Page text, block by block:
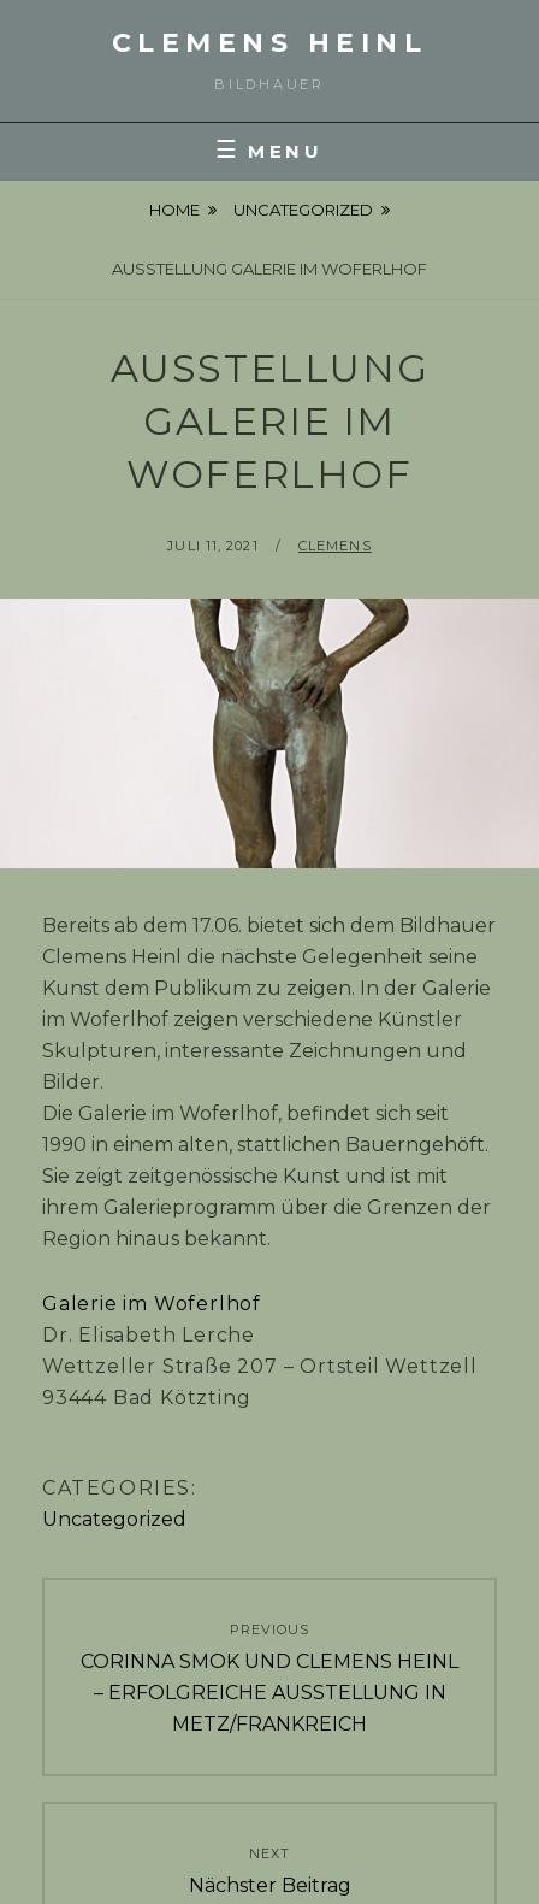
CLEMENS HEINL
BILDHAUER
MENU
HOME UNCATEGORIZED
AUSSTELLUNG GALERIE IM WOFERLHOF
AUSSTELLUNG
GALERIE IM
WOFERLHOF
POSTED
JULI 11, 2021 BY
CLEMENS
Bereits ab dem 17.06. bietet sich dem Bildhauer
Clemens Heinl die nächste Gelegenheit seine
Kunst dem Publikum zu zeigen. In der Galerie
im Woferlhof zeigen verschiedene Künstler
Skulpturen, interessante Zeichnungen und
Bilder.
Die Galerie im Woferlhof, befindet sich seit
1990 in einem alten, stattlichen Bauerngehöft.
Sie zeigt zeitgenössische Kunst und ist mit
ihrem Galerieprogramm über die Grenzen der
Region hinaus bekannt.
Galerie im Woferlhof
Dr. Elisabeth Lerche
Wettzeller Straße 207 – Ortsteil Wettzell
93444 Bad Kötzting
CATEGORIES:
Uncategorized
PREVIOUS
Previous
post:
CORINNA SMOK UND CLEMENS HEINL
– ERFOLGREICHE AUSSTELLUNG IN
METZ/FRANKREICH
NEXT
Next
Nächster Beitrag